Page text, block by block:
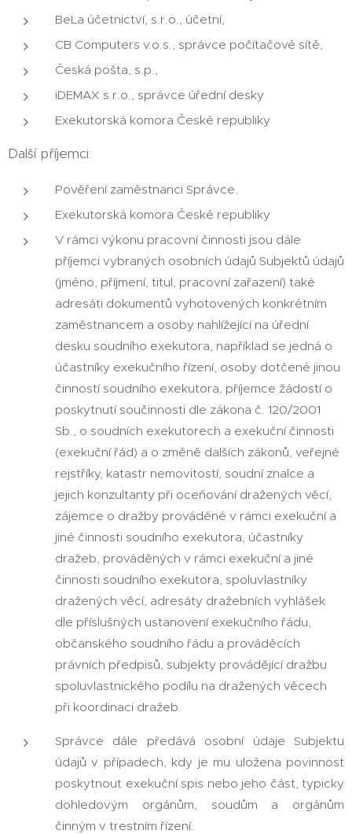
BeLa účetnictví, s.r.o., účetní,
CB Computers v.o.s., správce počítačové sítě,
Česká pošta, s.p.,
iDEMAX s.r.o., správce úřední desky
Exekutorská komora České republiky
Další příjemci:
Pověření zaměstnanci Správce.
Exekutorská komora České republiky
V rámci výkonu pracovní činnosti jsou dále
příjemci vybraných osobních údajů Subjektů údajů
(jméno, příjmení, titul, pracovní zařazení) také
adresáti dokumentů vyhotovených konkrétním
zaměstnancem a osoby nahlížející na úřední
desku soudního exekutora, například se jedná o
účastníky exekučního řízení, osoby dotčené jinou
činností soudního exekutora, příjemce žádostí o
poskytnutí součinnosti dle zákona č. 120/2001
Sb., o soudních exekutorech a exekuční činnosti
(exekuční řád) a o změně dalších zákonů, veřejné
rejstříky, katastr nemovitostí, soudní znalce a
jejich konzultanty při oceňování dražených věcí,
zájemce o dražby prováděné v rámci exekuční a
jiné činnosti soudního exekutora, účastníky
dražeb, prováděných v rámci exekuční a jiné
činnosti soudního exekutora, spoluvlastníky
dražených věcí, adresáty dražebních vyhlášek
dle příslušných ustanovení exekučního řádu,
občanského soudního řádu a prováděcích
právních předpisů, subjekty provádějící dražbu
spoluvlastnického podílu na dražených věcech
při koordinaci dražeb.
Správce dále předává osobní údaje Subjektu
údajů v případech, kdy je mu uložena povinnost
poskytnout exekuční spis nebo jeho část, typicky
dohledovým orgánům, soudům a orgánům
činným v trestním řízení.